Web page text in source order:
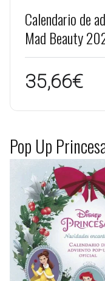
Calendario de
Mad Beauty
35,66€
Pop Up